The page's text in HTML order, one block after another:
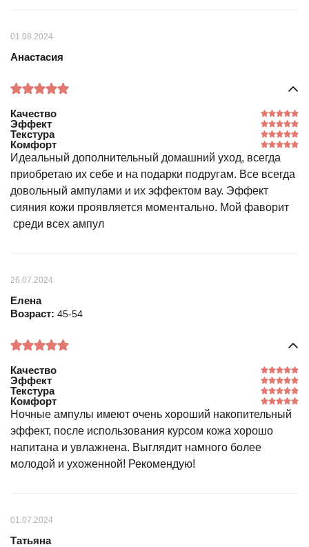
01.08.2024
Анастасия
Качество
Эффект
Текстура
Комфорт
Идеальный дополнительный домашний уход, всегда
приобретаю их себе и на подарки подругам. Все всегда
довольный ампулами и их эффектом вау. Эффект
сияния кожи проявляется моментально. Мой фаворит
среди всех ампул
26.07.2024
Елена
Возраст: 45-54
Качество
Эффект
Текстура
Комфорт
Ночные ампулы имеют очень хороший накопительный
эффект, после использования курсом кожа хорошо
напитана и увлажнена. Выглядит намного более
молодой и ухоженной! Рекомендую!
01.07.2024
Татьяна